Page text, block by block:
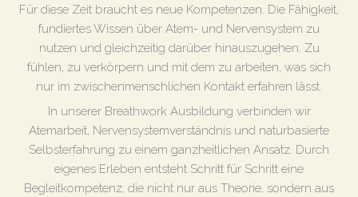
Für diese Zeit braucht es neue Kompetenzen. Die Fähigkeit,
fundiertes Wissen über Atem- und Nervensystem zu
nutzen und gleichzeitig darüber hinauszugehen. Zu
fühlen, zu verkörpern und mit dem zu arbeiten, was sich
nur im zwischenmenschlichen Kontakt erfahren lässt.
In unserer Breathwork Ausbildung verbinden wir
Atemarbeit, Nervensystemverständnis und naturbasierte
Selbsterfahrung zu einem ganzheitlichen Ansatz. Durch
eigenes Erleben entsteht Schritt für Schritt eine
Begleitkompetenz, die nicht nur aus Theorie, sondern aus